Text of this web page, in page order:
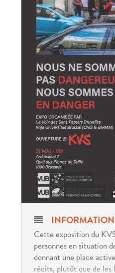
Cette exposition du
personnes en situation
donnant une place
récits, plutôt que de les